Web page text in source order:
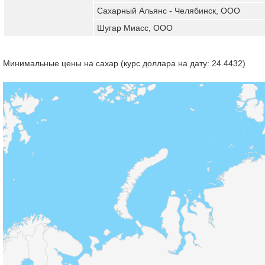
Сахарный Альянс - Челябинск, ООО
Шугар Миасс, ООО
Минимальные цены на сахар (курс доллара на дату: 24.4432)